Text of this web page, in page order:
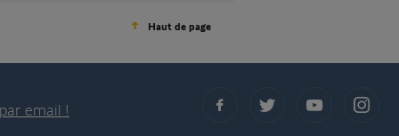
Haut de page
email !